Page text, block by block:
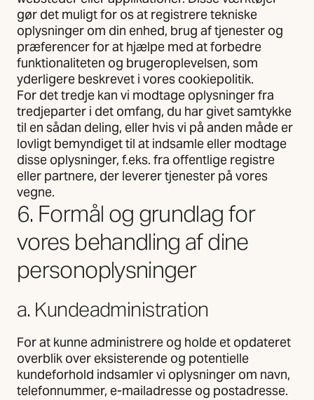
gør det muligt for os at registrere tekniske
oplysninger om din enhed, brug af tjenester og
præferencer for at hjælpe med at forbedre
funktionaliteten og brugeroplevelsen, som
yderligere beskrevet i vores cookiepolitik.
For det tredje kan vi modtage oplysninger fra
tredjeparter i det omfang, du har givet samtykke
til en sådan deling, eller hvis vi på anden måde er
lovligt bemyndiget til at indsamle eller modtage
disse oplysninger, f.eks. fra offentlige registre
eller partnere, der leverer tjenester på vores
vegne.
6. Formål og grundlag for
vores behandling af dine
personoplysninger
a. Kundeadministration
For at kunne administrere og holde et opdateret
overblik over eksisterende og potentielle
kundeforhold indsamler vi oplysninger om navn,
telefonnummer, e-mailadresse og postadresse.